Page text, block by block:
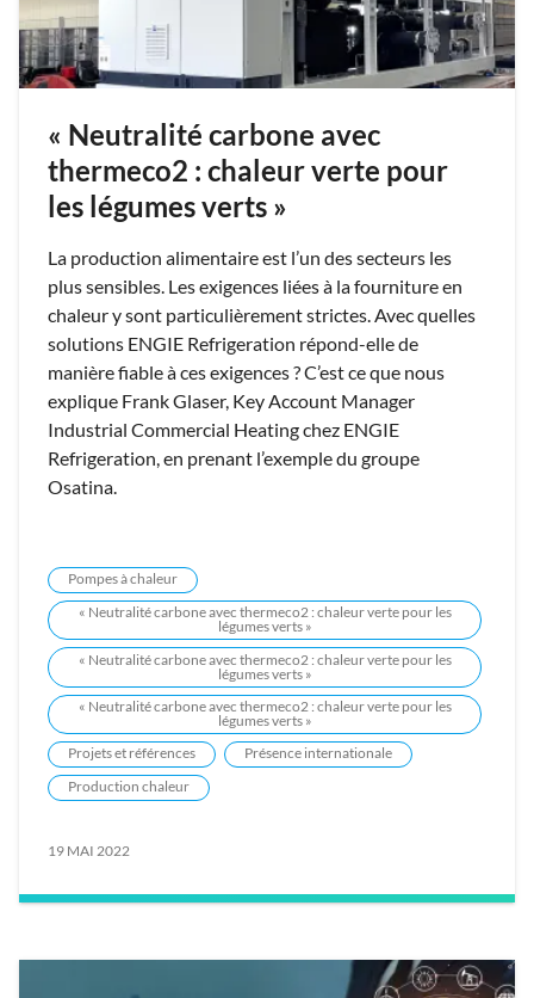
« Neutralité carbone avec
thermeco2 : chaleur verte pour
les légumes verts »
La production alimentaire est l’un des secteurs les
plus sensibles. Les exigences liées à la fourniture en
chaleur y sont particulièrement strictes. Avec quelles
solutions ENGIE Refrigeration répond-elle de
manière fiable à ces exigences ? C’est ce que nous
explique Frank Glaser, Key Account Manager
Industrial Commercial Heating chez ENGIE
Refrigeration, en prenant l’exemple du groupe
Osatina.
Pompes à chaleur
« Neutralité carbone avec thermeco2 : chaleur verte pour les
légumes verts »
« Neutralité carbone avec thermeco2 : chaleur verte pour les
légumes verts »
« Neutralité carbone avec thermeco2 : chaleur verte pour les
légumes verts »
Projets et références
Présence internationale
Production chaleur
19 MAI 2022